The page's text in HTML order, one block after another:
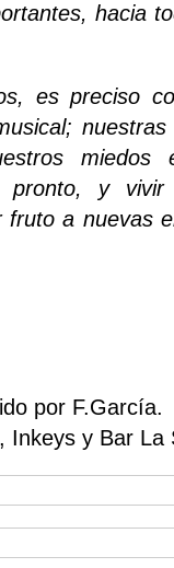
hacia
es preciso
miedos
pronto, y
fruto a nuevas
por F.García.
Inkeys y Bar La